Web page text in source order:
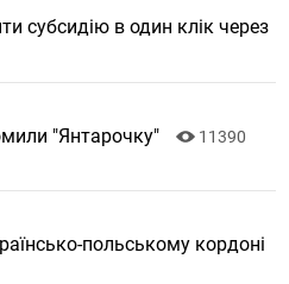
субсидію в один клік через
"Янтарочку"
11390
польському кордоні